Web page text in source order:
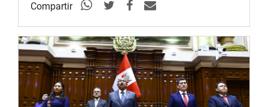
Compartir